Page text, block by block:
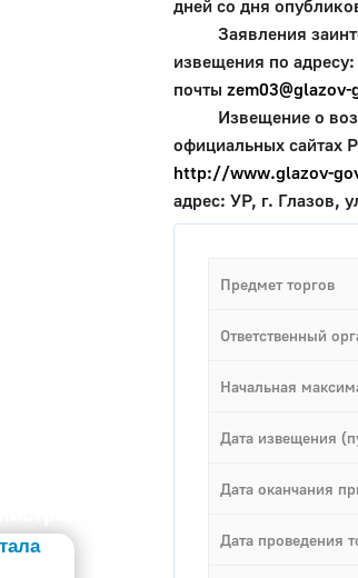
дней со дня
Заявления
извещения по
почты zem03@glazov-
Извещение о
официальных сайтах
http://www.glazov-
адрес: УР, г. Глазов,
Предмет торгов
Ответственный
Начальная
Дата извещения
Дата оканчания
Дата проведения